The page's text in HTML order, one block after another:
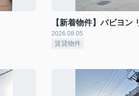
【新着物件】パビヨン
2026.08.05
賃貸物件